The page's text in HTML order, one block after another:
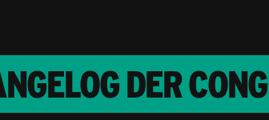
DER